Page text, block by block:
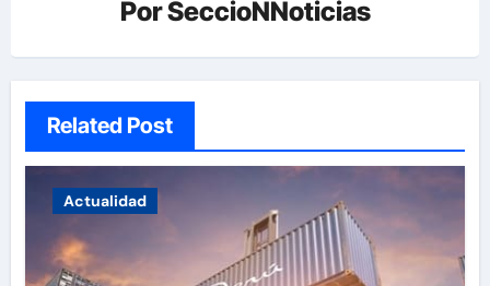
PorSeccioNNoticias
Related Post
Actualidad